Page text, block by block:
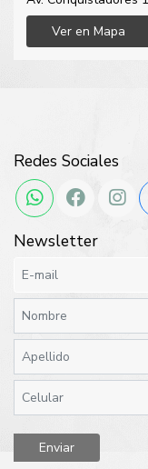
Ver en Mapa
Redes Sociales
Newsletter
Enviar